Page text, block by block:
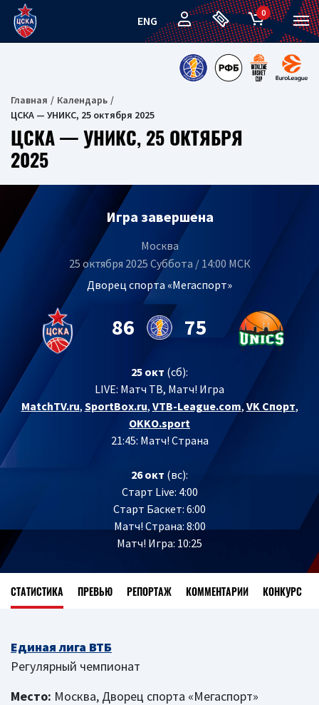
ENG
0
Главная
Календарь
ЦСКА — УНИКС, 25 октября 2025
ЦСКА — УНИКС, 25 ОКТЯБРЯ
2025
Игра завершена
Москва
25 октября 2025 Суббота / 14:00 МСК
Дворец спорта «Мегаспорт»
86 75
25 окт (сб):
LIVE: Матч ТВ, Матч! Игра
MatchTV.ru, SportBox.ru, VTB-League.com, VK Спорт,
OKKO.sport
21:45: Матч! Страна
26 окт (вс):
Старт Live: 4:00
Старт Баскет: 6:00
Матч! Страна: 8:00
Матч! Игра: 10:25
СТАТИСТИКА ПРЕВЬЮ РЕПОРТАЖ КОММЕНТАРИИ КОНКУРС
Единая лига ВТБ
Регулярный чемпионат
Место: Москва, Дворец спорта «Мегаспорт»